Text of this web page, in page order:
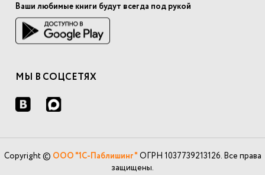
Ваши любимые книги будут всегда под рукой
МЫ В СОЦСЕТЯХ
Copyright © ООО "1С-Паблишинг" ОГРН 1037739213126. Все права
защищены.